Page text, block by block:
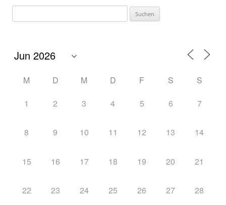
M D M D F S S
1 2 3 4 5 6 7
8 9 10 11 12 13 14
15 16 17 18 19 20 21
22 23 24 25 26 27 28